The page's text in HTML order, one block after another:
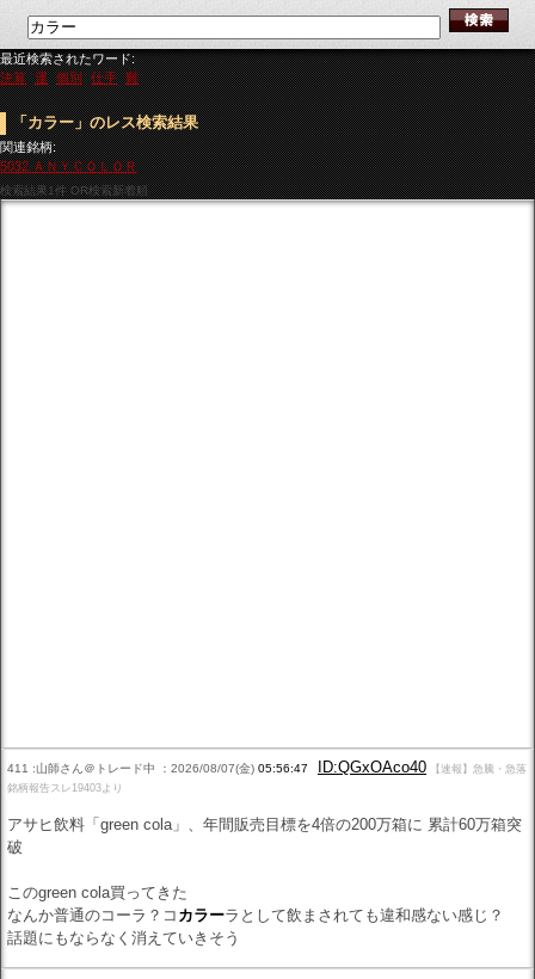
最近検索されたワード:
決算 運 個別 仕手 難
「カラー」のレス検索結果
関連銘柄:
5032 ＡＮＹＣＯＬＯＲ
検索結果1件 OR検索新着順
411 :山師さん＠トレード中 ：2026/08/07(金) 05:56:47 ID:QGxOAco40
【速報】急騰・急落
銘柄報告スレ19403より
アサヒ飲料「green cola」、年間販売目標を4倍の200万箱に 累計60万箱突
破
このgreen cola買ってきた
なんか普通のコーラ？コ カラーラとして飲まされても違和感ない感じ？
話題にもならなく消えていきそう